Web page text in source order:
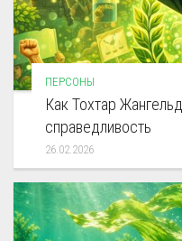
ПЕРСОНЫ
Как Тохтар
справедливость
26.02.2026